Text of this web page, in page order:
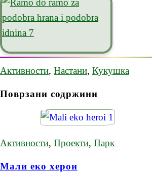
Активности, Настани, Кукушка
Поврзани содржини
Активности, Проекти, Парк
Мали еко херои